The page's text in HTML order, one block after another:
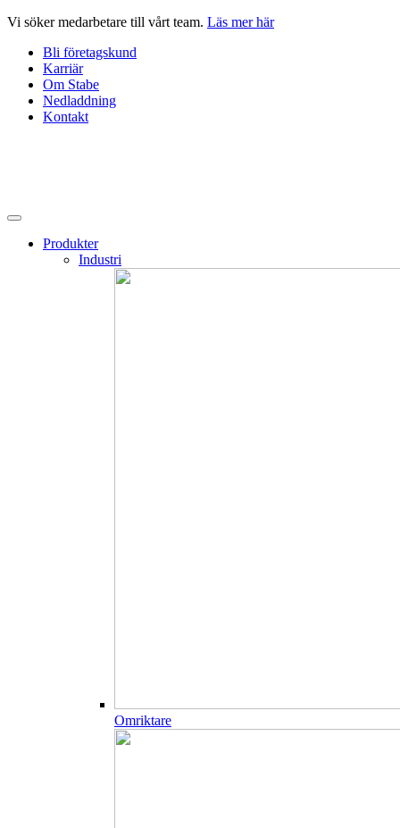
Hoppa
innehåll
Vi söker medarbetare till vårt team. Läs mer här
Bli företagskund
Karriär
Om Stabe
Nedladdning
Kontakt
Produkter
Industri
Omriktare